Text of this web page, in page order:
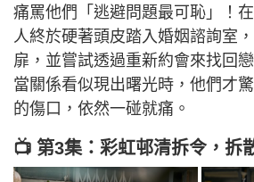
痛罵他們「逃避問題最可恥」！
人終於硬著頭皮踏入婚姻諮詢室
扉，並嘗試透過重新約會來找回
當關係看似現出曙光時，他們才
的傷口，依然一碰就痛。
📺 第3集：彩虹邨清拆令，拆